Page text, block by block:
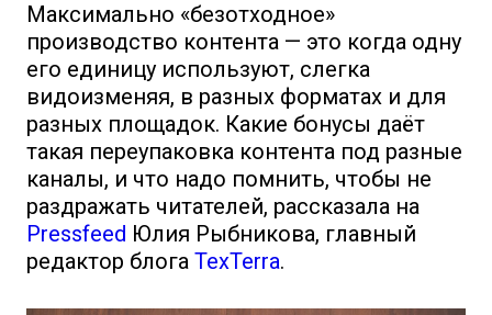
Максимально «безотходное»
производство контента — это когда одну
его единицу используют, слегка
видоизменяя, в разных форматах и для
разных площадок. Какие бонусы даёт
такая переупаковка контента под разные
каналы, и что надо помнить, чтобы не
раздражать читателей, рассказала на
Pressfeed Юлия Рыбникова, главный
редактор блога TexTerra.